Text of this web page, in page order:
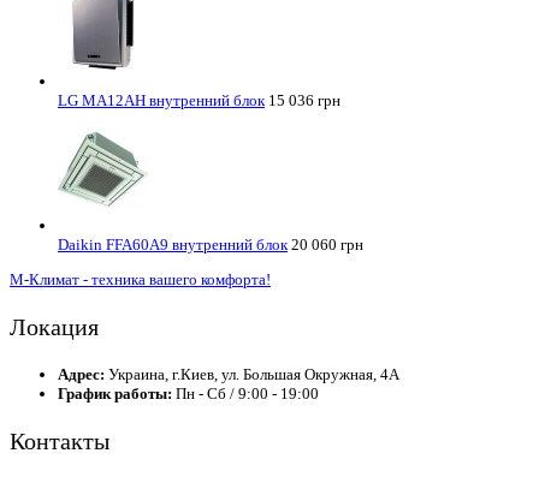
LG MA12AH внутренний блок 15 036 грн
Daikin FFA60A9 внутренний блок 20 060 грн
М-Климат - техника вашего комфорта!
Локация
Адрес: Украина, г.Киев, ул. Большая Окружная, 4А
График работы: Пн - Сб / 9:00 - 19:00
Контакты